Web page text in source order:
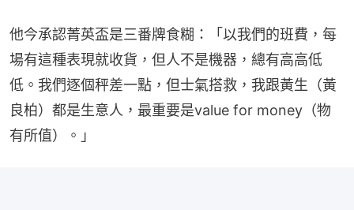
他今承認菁英盃是三番牌食糊：「以我們的班費，每
場有這種表現就收貨，但人不是機器，總有高高低
低。我們逐個秤差一點，但士氣搭救，我跟黃生（黃
良柏）都是生意人，最重要是value for money（物
有所值）。」